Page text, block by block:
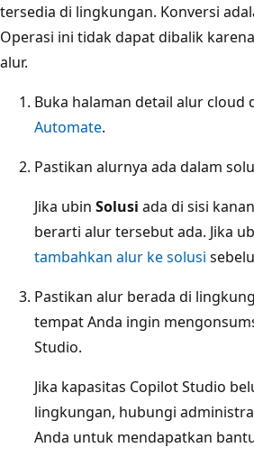
tersedia di lingkungan. Konversi
Operasi ini tidak dapat dibalik
alur.
Buka halaman detail alur cloud
Automate.
Pastikan alurnya ada dalam
Jika ubin Solusi ada di sisi
berarti alur tersebut ada. Jika
tambahkan alur ke solusi
Pastikan alur berada di
tempat Anda ingin
Studio.
Jika kapasitas Copilot Studio
lingkungan, hubungi
Anda untuk mendapatkan